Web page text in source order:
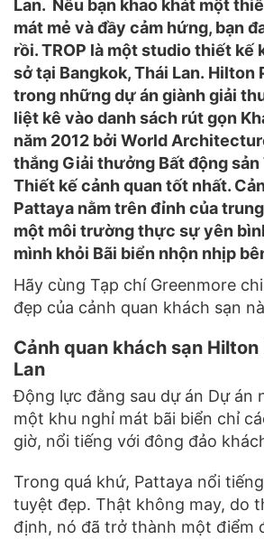
Lan. Nếu bạn khao khát một
mát mẻ và đầy cảm hứng, bạn
rồi. TROP là một studio thiết kế
sở tại Bangkok, Thái Lan. Hilton
trong những dự án giành giải
liệt kê vào danh sách rút gọn
năm 2012 bởi World
thắng Giải thưởng Bất động sản
Thiết kế cảnh quan tốt nhất.
Pattaya nằm trên đỉnh của
một môi trường thực sự yên
mình khỏi Bãi biển nhộn nhịp
Hãy cùng Tạp chí Greenmore
đẹp của cảnh quan khách sạn
Cảnh quan khách sạn
Lan
Động lực đằng sau dự án Dự án
một khu nghỉ mát bãi biển chỉ
giờ, nổi tiếng với đông đảo
Trong quá khứ, Pattaya nổi
tuyệt đẹp. Thật không may, do
định, nó đã trở thành một điểm